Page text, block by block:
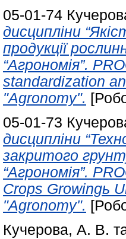
05-01-74
дисципліни
продукції
“Агрономія”.
standardization
"Agronomy".
05-01-73
дисципліни
закритого
“Агрономія”.
Crops Growingь
"Agronomy".
Кучерова, А. В.